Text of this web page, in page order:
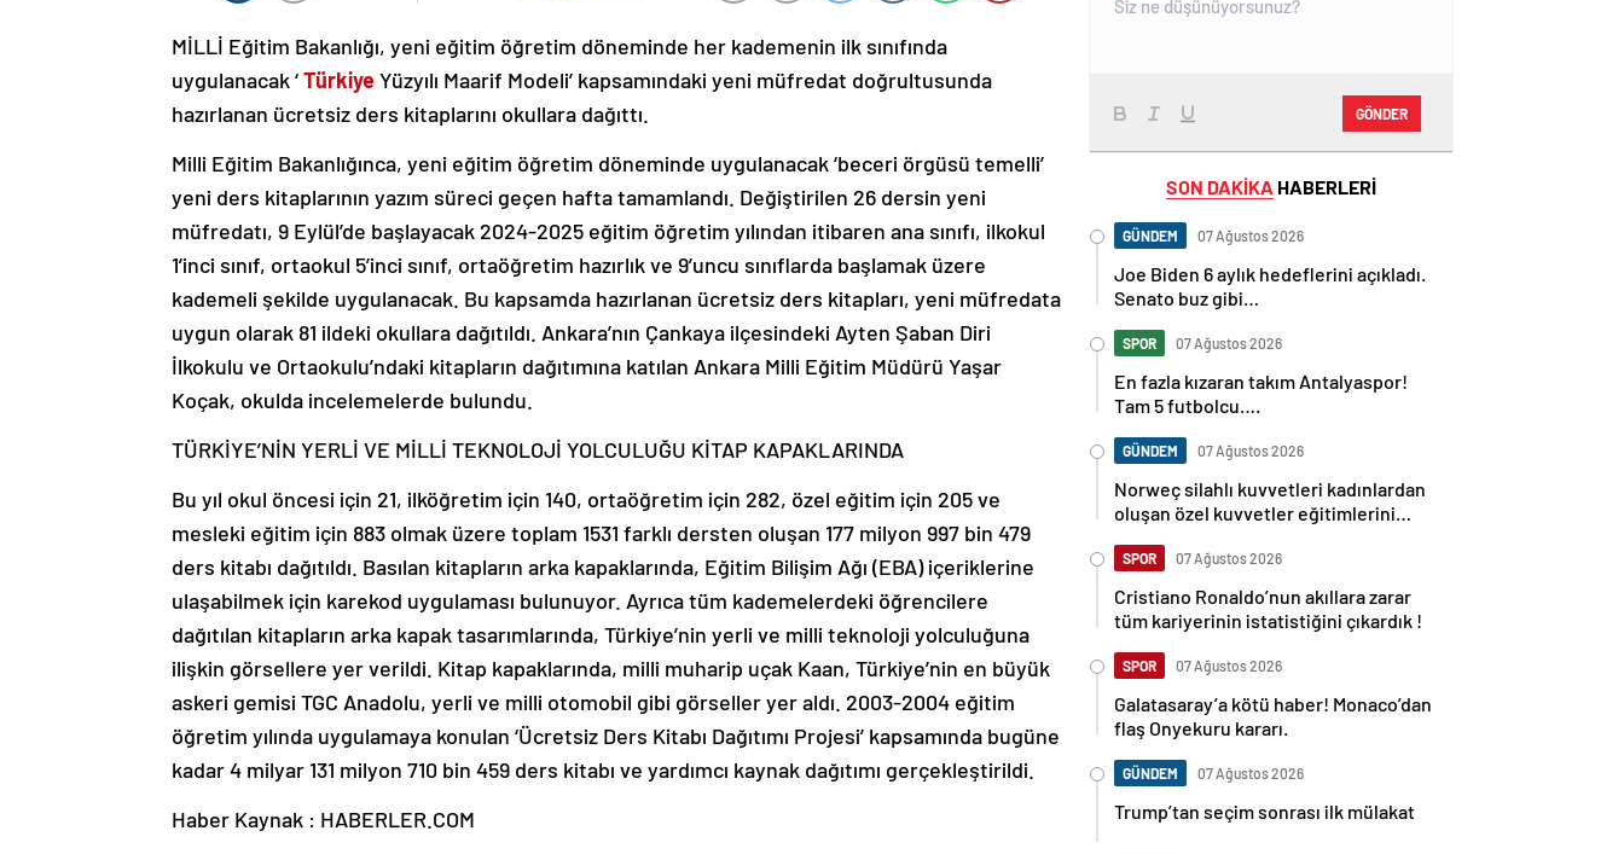
MİLLİ Eğitim Bakanlığı, yeni eğitim öğretim döneminde her kademenin ilk sınıfında
uygulanacak ‘TürkiyeYüzyılı Maarif Modeli’ kapsamındaki yeni müfredat doğrultusunda
hazırlanan ücretsiz ders kitaplarını okullara dağıttı.
Milli Eğitim Bakanlığınca, yeni eğitim öğretim döneminde uygulanacak ‘beceri örgüsü temelli’
yeni ders kitaplarının yazım süreci geçen hafta tamamlandı. Değiştirilen 26 dersin yeni
müfredatı, 9 Eylül’de başlayacak 2024-2025 eğitim öğretim yılından itibaren ana sınıfı, ilkokul
1’inci sınıf, ortaokul 5’inci sınıf, ortaöğretim hazırlık ve 9’uncu sınıflarda başlamak üzere
kademeli şekilde uygulanacak. Bu kapsamda hazırlanan ücretsiz ders kitapları, yeni müfredata
uygun olarak 81 ildeki okullara dağıtıldı. Ankara’nın Çankaya ilçesindeki Ayten Şaban Diri
İlkokulu ve Ortaokulu’ndaki kitapların dağıtımına katılan Ankara Milli Eğitim Müdürü Yaşar
Koçak, okulda incelemelerde bulundu.
TÜRKİYE’NİN YERLİ VE MİLLİ TEKNOLOJİ YOLCULUĞU KİTAP KAPAKLARINDA
Bu yıl okul öncesi için 21, ilköğretim için 140, ortaöğretim için 282, özel eğitim için 205 ve
mesleki eğitim için 883 olmak üzere toplam 1531 farklı dersten oluşan 177 milyon 997 bin 479
ders kitabı dağıtıldı. Basılan kitapların arka kapaklarında, Eğitim Bilişim Ağı (EBA) içeriklerine
ulaşabilmek için karekod uygulaması bulunuyor. Ayrıca tüm kademelerdeki öğrencilere
dağıtılan kitapların arka kapak tasarımlarında, Türkiye’nin yerli ve milli teknoloji yolculuğuna
ilişkin görsellere yer verildi. Kitap kapaklarında, milli muharip uçak Kaan, Türkiye’nin en büyük
askeri gemisi TGC Anadolu, yerli ve milli otomobil gibi görseller yer aldı. 2003-2004 eğitim
öğretim yılında uygulamaya konulan ‘Ücretsiz Ders Kitabı Dağıtımı Projesi’ kapsamında bugüne
kadar 4 milyar 131 milyon 710 bin 459 ders kitabı ve yardımcı kaynak dağıtımı gerçekleştirildi.
Haber Kaynak : HABERLER.COM
GÖNDER
SON DAKİKA HABERLERİ
GÜNDEM 07 Ağustos 2026
Joe Biden 6 aylık hedeflerini açıkladı.
Senato buz gibi…
SPOR 07 Ağustos 2026
En fazla kızaran takım Antalyaspor!
Tam 5 futbolcu….
GÜNDEM 07 Ağustos 2026
Norweç silahlı kuvvetleri kadınlardan
oluşan özel kuvvetler eğitimlerini
SPOR 07 Ağustos 2026
Cristiano Ronaldo’nun akıllara zarar
tüm kariyerinin istatistiğini çıkardık !
SPOR 07 Ağustos 2026
Galatasaray’a kötü haber! Monaco’dan
flaş Onyekuru kararı.
GÜNDEM 07 Ağustos 2026
Trump’tan seçim sonrası ilk mülakat